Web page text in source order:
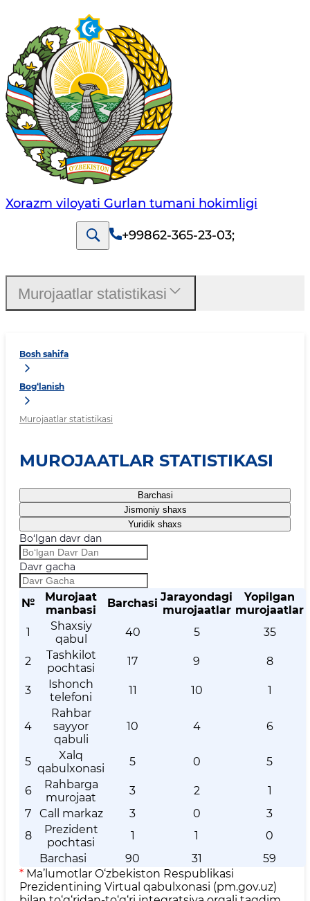
Xorazm viloyati Gurlan tumani hokimligi
+99862-365-23-03;
Bosh sahifa
Bog‘lanish
Murojaatlar statistikasi
MUROJAATLAR STATISTIKASI
Barchasi
Jismoniy shaxs
Yuridik shaxs
Bo‘lgan davr dan
Davr gacha
№
Murojaat
manbasi
Barchasi Jarayondagi
murojaatlar
Yopilgan
murojaatlar
1
Shaxsiy
qabul
40 5 35
2
Tashkilot
pochtasi
17 9 8
3
Ishonch
telefoni
11 10 1
4
Rahbar
sayyor
qabuli
10 4 6
5
Xalq
qabulxonasi
5 0 5
6
Rahbarga
murojaat
3 2
1
7
Call markaz 3 0
3
8
Prezident
pochtasi
1 1
0
Barchasi
90 31
59
* Ma’lumotlar O‘zbekiston Respublikasi
Prezidentining Virtual qabulxonasi (pm.gov.uz)
Murojaatlar statistikasi